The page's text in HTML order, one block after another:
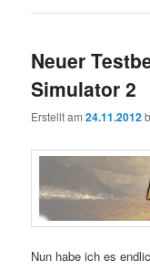
Neuer
Simulator 2
Erstellt am24.11.2012
Nun habe ich es